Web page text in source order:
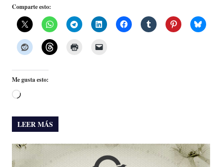
Comparte esto:
Me gusta esto:
Cargando...
LEER MÁS